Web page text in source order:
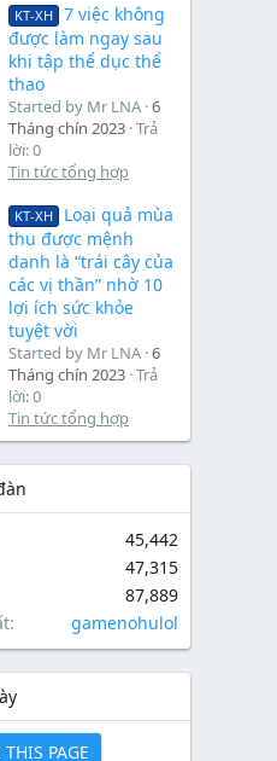
KT-XH
7 việc không
được làm ngay sau
khi tập thể dục thể
thao
Started by Mr LNA 6
Tháng chín 2023 Trả
lời: 0
Tin tức tổng hợp
KT-XH
Loại quả mùa
thu được mệnh
danh là “trái cây của
các vị thần” nhờ 10
lợi ích sức khỏe
tuyệt vời
Started by Mr LNA 6
Tháng chín 2023 Trả
lời: 0
Tin tức tổng hợp
45,442
47,315
87,889
gamenohulol
THIS PAGE